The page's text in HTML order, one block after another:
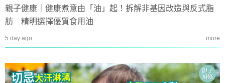
親子健康｜健康煮意由「油」起！拆解非基因改造與反式脂
肪 精明選擇優質食用油
5 day ago more